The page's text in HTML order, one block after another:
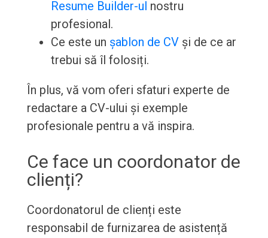
Resume Builder-ul nostru
profesional.
Ce este un șablon de CVși de ce ar
trebui să îl folosiți.
În plus, vă vom oferi sfaturi experte de
redactare a CV-ului și exemple
profesionale pentru a vă inspira.
Ce face un coordonator de
clienți?
Coordonatorul de clienți este
responsabil de furnizarea de asistență